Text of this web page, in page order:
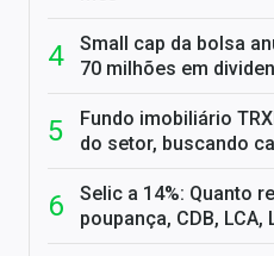
Small cap da bolsa
70 milhões em
Fundo imobiliário
do setor, buscando
Selic a 14%: Quanto
poupança, CDB, LCA,